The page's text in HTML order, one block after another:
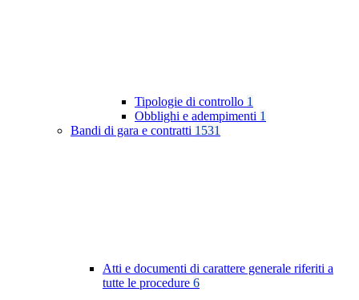
Tipologie di controllo 1
Obblighi e adempimenti 1
Bandi di gara e contratti 1531
Atti e documenti di carattere generale riferiti a
tutte le procedure 6